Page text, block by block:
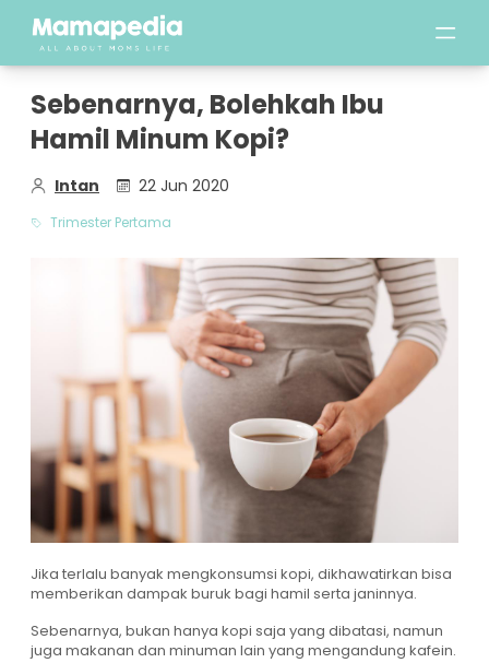
Sebenarnya, Bolehkah Ibu
Hamil Minum Kopi?
Intan 22 Jun 2020
Trimester Pertama
Jika terlalu banyak mengkonsumsi kopi, dikhawatirkan bisa
memberikan dampak buruk bagi hamil serta janinnya.
Sebenarnya, bukan hanya kopi saja yang dibatasi, namun
juga makanan dan minuman lain yang mengandung kafein.